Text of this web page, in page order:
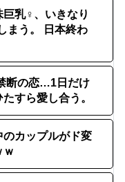
巨乳♀、いきなり
まう。 日本終わ
断の恋…1日だけ
すら愛し合う。
カップルがド変
ｗ